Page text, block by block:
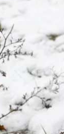
Europa
Altrecose
Mondiali